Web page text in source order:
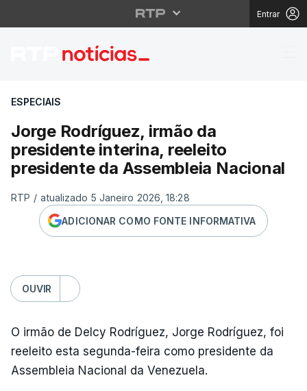
Entrar
Jorge Rodríguez,
ESPECIAIS
Jorge Rodríguez, irmão da
presidente interina, reeleito
presidente da Assembleia Nacional
RTP / atualizado 5 Janeiro 2026, 18:28
ADICIONAR COMO FONTE INFORMATIVA
OUVIR
O irmão de Delcy Rodríguez, Jorge Rodríguez, foi
reeleito esta segunda-feira como presidente da
Assembleia Nacional da Venezuela.